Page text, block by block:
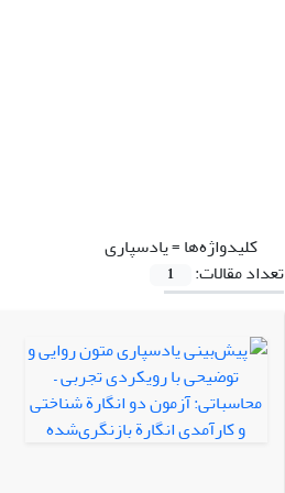
کلیدواژه‌ها =یادسپاری
تعداد مقالات:
1